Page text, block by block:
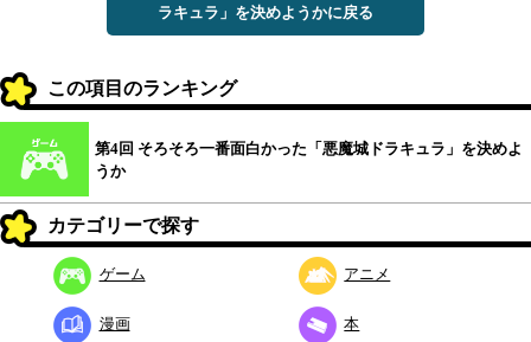
ラキュラ」を決めようかに戻る
この項目のランキング
第4回 そろそろ一番面白かった「悪魔城ドラキュラ」を決めよ
うか
カテゴリーで探す
ゲーム アニメ
漫画 本